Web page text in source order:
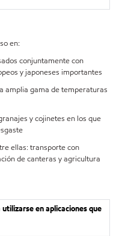
en:
conjuntamente con
y japoneses importantes
amplia gama de temperaturas
y cojinetes en los que
ellas: transporte con
de canteras y agricultura
en aplicaciones que